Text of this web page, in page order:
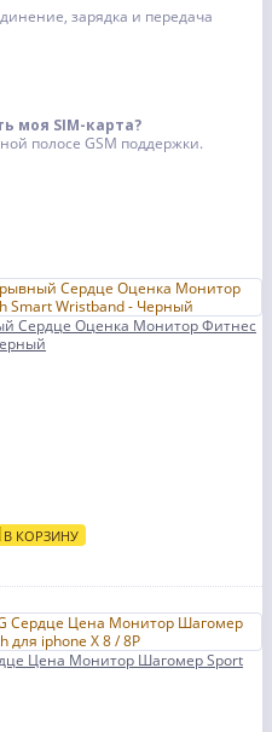
зарядка и передача
моя SIM-карта?
полосе GSM поддержки.
Сердце Оценка Монитор Фитнес
В КОРЗИНУ
Цена Монитор Шагомер Sport